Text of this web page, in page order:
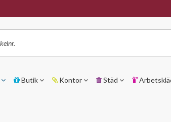
Butik Kontor Städ